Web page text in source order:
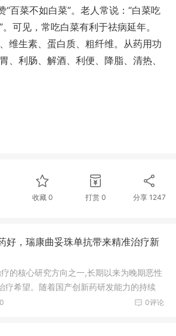
“百菜不如白菜”。老人常说：“白菜吃
可见，常吃白菜有利于祛病延年。
维生素、蛋白质、粗纤维。从药用功
、利肠、解酒、利便、降脂、清热、
收藏 0 打赏0 分享 1247
好，瑞康曲妥珠单抗带来精准治疗新
的核心研究方向之一,长期以来为晚期恶性
疗希望。随着国产创新药研发能力的持续
偶联药物(ADC)不断实现突破,瑞康曲妥珠
0评论